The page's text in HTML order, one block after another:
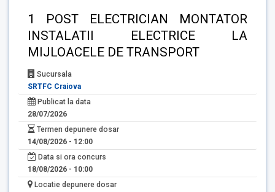
1 POST ELECTRICIAN MONTATOR
INSTALATII ELECTRICE LA
MIJLOACELE DE TRANSPORT
Sucursala
SRTFC Craiova
Publicat la data
28/07/2026
Termen depunere dosar
14/08/2026 - 12:00
Data si ora concurs
18/08/2026 - 10:00
Locatie depunere dosar